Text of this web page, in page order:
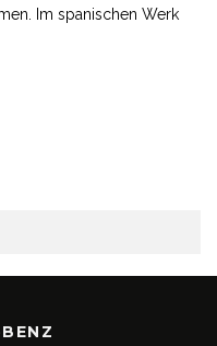
Im spanischen Werk